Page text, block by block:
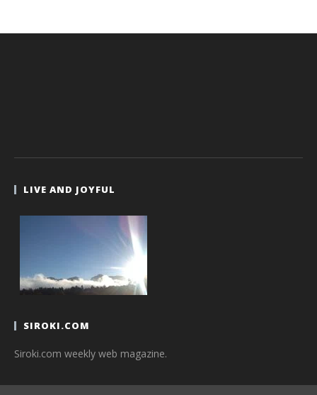
LIVE AND JOYFUL
SIROKI.COM
Siroki.com weekly web magazine.